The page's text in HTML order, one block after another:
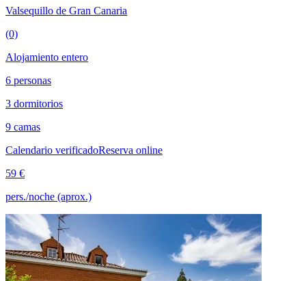
Valsequillo de Gran Canaria
(0)
Alojamiento entero
6 personas
3 dormitorios
9 camas
Calendario verificadoReserva online
59 €
pers./noche (aprox.)